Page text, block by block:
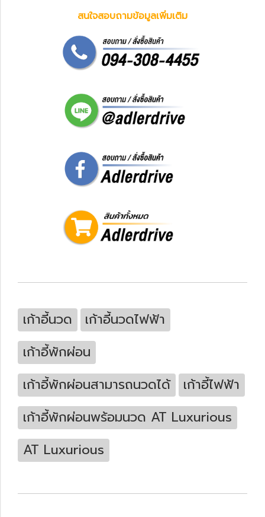
สนใจสอบถามข้อมูลเพิ่มเติม
เก้าอี้นวด
เก้าอี้นวดไฟฟ้า
เก้าอี้พักผ่อน
เก้าอี้พักผ่อนสามารถนวดได้
เก้าอี้ไฟฟ้า
เก้าอี้พักผ่อนพร้อมนวด AT Luxurious
AT Luxurious